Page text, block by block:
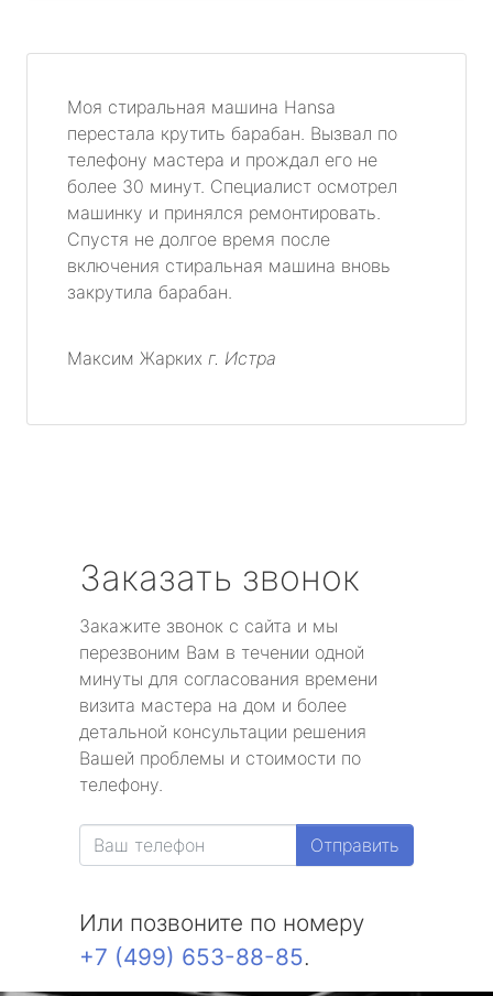
Моя стиральная машина Hansa
перестала крутить барабан. Вызвал по
телефону мастера и прождал его не
более 30 минут. Специалист осмотрел
машинку и принялся ремонтировать.
Спустя не долгое время после
включения стиральная машина вновь
закрутила барабан.
Максим Жарких г. Истра
Заказать звонок
Закажите звонок с сайта и мы
перезвоним Вам в течении одной
минуты для согласования времени
визита мастера на дом и более
детальной консультации решения
Вашей проблемы и стоимости по
телефону.
Отправить
Или позвоните по номеру
+7 (499) 653-88-85.